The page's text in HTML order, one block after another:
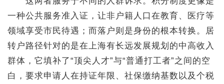
一种公共服务准入证，让非户籍人口在教育、医疗等
领域享受市民待遇；而落户则是身份的根本转换。居
转户路径针对的是在上海有长远发展规划的中高收入
群体，它填补了“顶尖人才”与“普通打工者”之间的空
白，要求申请人在持证年限、社保缴纳基数以及个税